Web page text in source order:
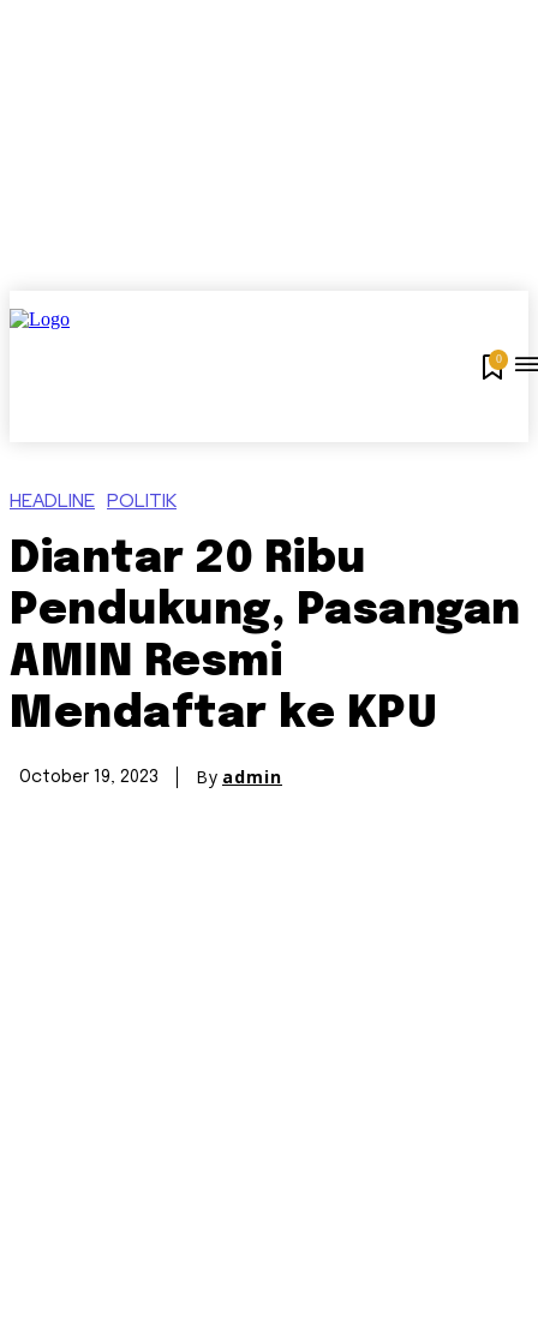
0
HEADLINE POLITIK
Diantar 20 Ribu
Pendukung, Pasangan
AMIN Resmi
Mendaftar ke KPU
October 19, 2023 By admin